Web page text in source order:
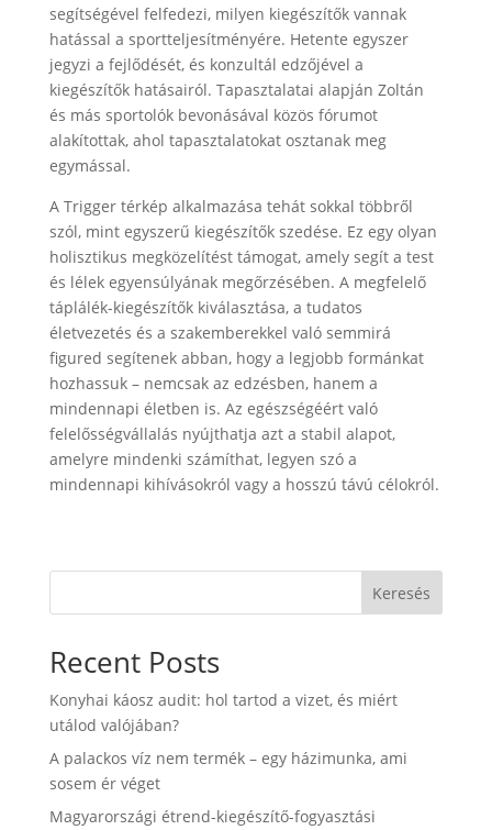
segítségével felfedezi, milyen kiegészítők vannak
hatással a sportteljesítményére. Hetente egyszer
jegyzi a fejlődését, és konzultál edzőjével a
kiegészítők hatásairól. Tapasztalatai alapján Zoltán
és más sportolók bevonásával közös fórumot
alakítottak, ahol tapasztalatokat osztanak meg
egymással.
A Trigger térkép alkalmazása tehát sokkal többről
szól, mint egyszerű kiegészítők szedése. Ez egy olyan
holisztikus megközelítést támogat, amely segít a test
és lélek egyensúlyának megőrzésében. A megfelelő
táplálék-kiegészítők kiválasztása, a tudatos
életvezetés és a szakemberekkel való semmirá
figured segítenek abban, hogy a legjobb formánkat
hozhassuk – nemcsak az edzésben, hanem a
mindennapi életben is. Az egészségéért való
felelősségvállalás nyújthatja azt a stabil alapot,
amelyre mindenki számíthat, legyen szó a
mindennapi kihívásokról vagy a hosszú távú célokról.
Keresés
Recent Posts
Konyhai káosz audit: hol tartod a vizet, és miért
utálod valójában?
A palackos víz nem termék – egy házimunka, ami
sosem ér véget
Magyarországi étrend-kiegészítő-fogyasztási